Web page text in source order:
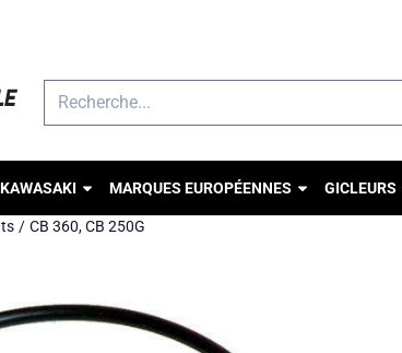
les paramètres ou autorisez tous les cookies.
Rechercher
KAWASAKI MARQUES EUROPÉENNES GICLEURS
/ CB 360, CB 250G